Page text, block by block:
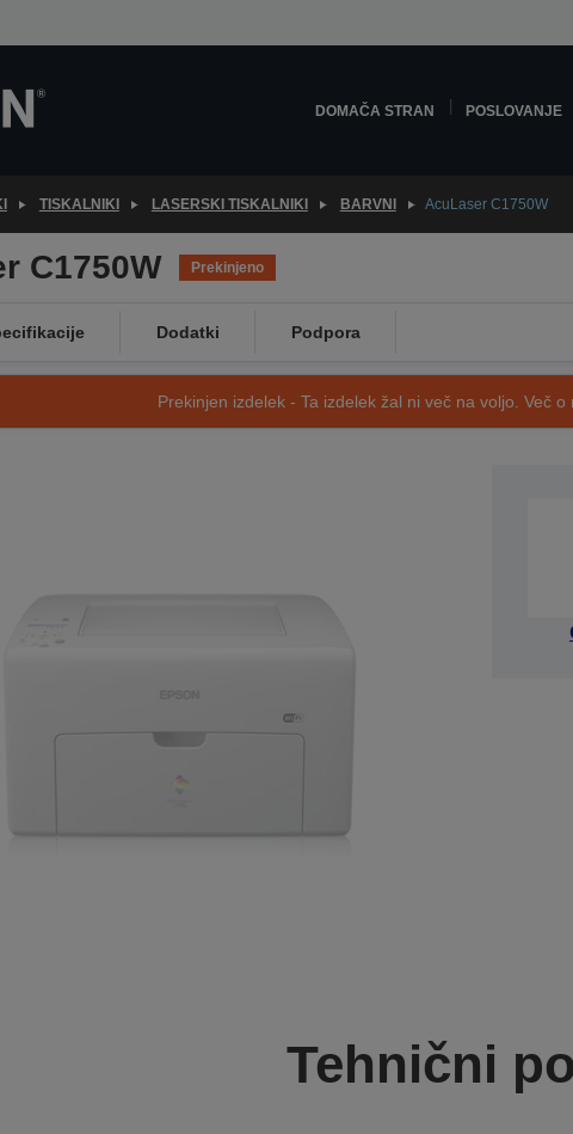
DOMAČA STRAN POSLOVANJE
TISKALNIKI LASERSKI TISKALNIKI BARVNI AcuLaser C1750W
C1750W Prekinjeno
Dodatki Podpora
Prekinjen izdelek - Ta izdelek žal ni več na voljo. Več
Tehnični